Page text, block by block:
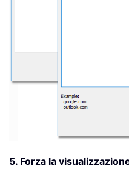
5. Forza la